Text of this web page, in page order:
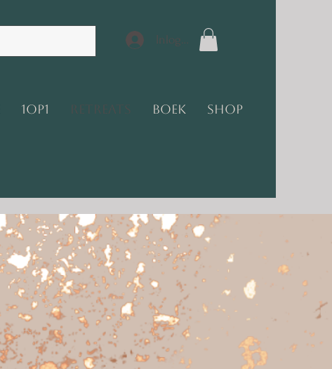
Inloggen
1op1 Retreats Boek Shop